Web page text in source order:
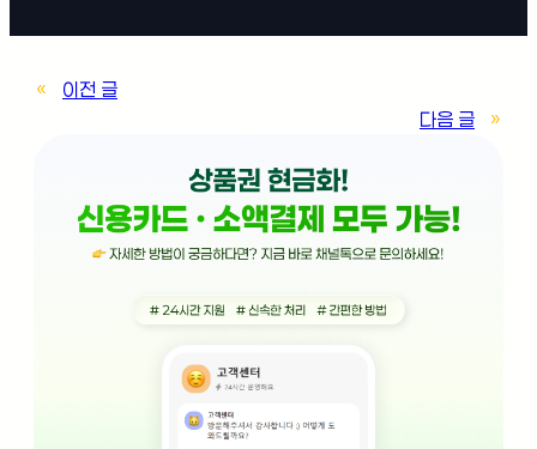
«
이전 글
다음 글
»